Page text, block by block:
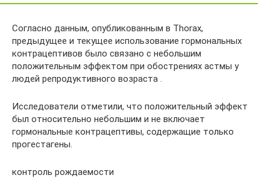
Согласно данным, опубликованным в Thorax,
предыдущее и текущее использование гормональных
контрацептивов было связано с небольшим
положительным эффектом при обострениях астмы у
людей репродуктивного возраста .
Исследователи отметили, что положительный эффект
был относительно небольшим и не включает
гормональные контрацептивы, содержащие только
прогестагены.
контроль рождаемости